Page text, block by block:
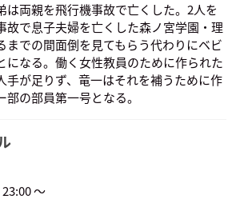
は両親を飛行機事故で亡くした。2人を
故で息子夫婦を亡くした森ノ宮学園・理
までの間面倒を見てもらう代わりにベビ
になる。働く女性教員のために作られた
手が足りず、竜一はそれを補うために作
の部員第一号となる。
～